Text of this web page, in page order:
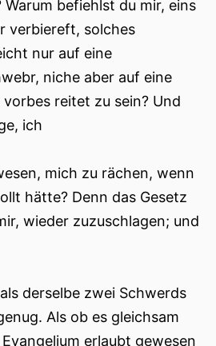
Warum befiehlst du mir, eins
verbiereft, solches
nur auf eine
niche aber auf eine
reitet zu sein? Und
ich
mich zu rächen, wenn
hätte? Denn das Gesetz
wieder zuzuschlagen; und
derselbe zwei Schwerds
Als ob es gleichsam
erlaubt gewesen